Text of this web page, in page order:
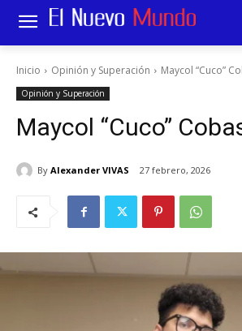
Inicio Opinión y Superación Maycol “Cuco”
Opinión y Superación
Maycol “Cuco”
By Alexander VIVAS 27 febrero, 2026